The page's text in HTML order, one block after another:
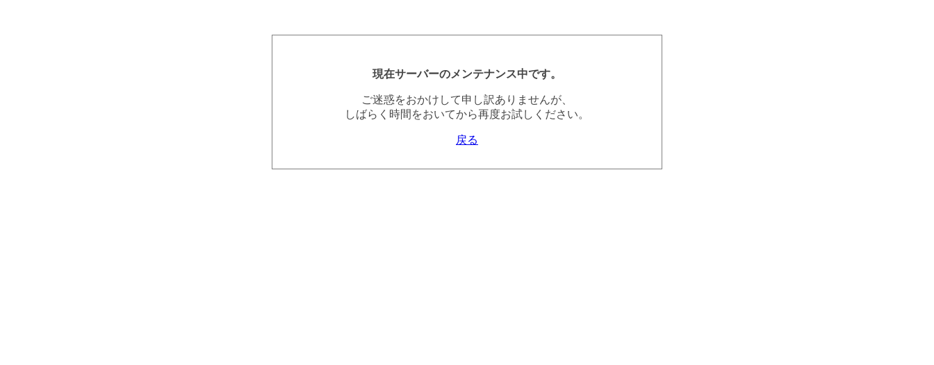
現在サーバーのメンテナンス中です。
ご迷惑をおかけして申し訳ありませんが、
しばらく時間をおいてから再度お試しください。
戻る